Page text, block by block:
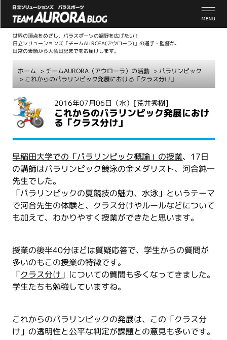
世界の頂点をめざし、パラスポーツの裾野を広げたい！
日立ソリューションズ「チームAUROEA(アウローラ)」の選手・監督が、
日常の素顔から大会日記までをお届けします。
ホーム > チームAURORA（アウローラ）の活動 >パラリンピック
> これからのパラリンピック発展における「クラス分け」
2016年07月06日（水） [荒井秀樹]
これからのパラリンピック発展におけ
る「クラス分け」
早稲田大学での「パラリンピック概論」の授業、17日
の講師はパラリンピック競泳の金メダリスト、河合純一
先生でした。
「パラリンピックの夏競技の魅力、水泳」というテーマ
で河合先生の体験と、クラス分けやルールなどについて
も加えて、わかりやすく授業ができたと思います。
授業の後半40分ほどは質疑応答で、学生からの質問が
多いのもこの授業の特徴です。
「クラス分け 」についての質問も多くなってきました。
学生たちも勉強していますね。
これからのパラリンピックの発展は、この「クラス分
け」の透明性と公平な判定が課題との意見も多いです。